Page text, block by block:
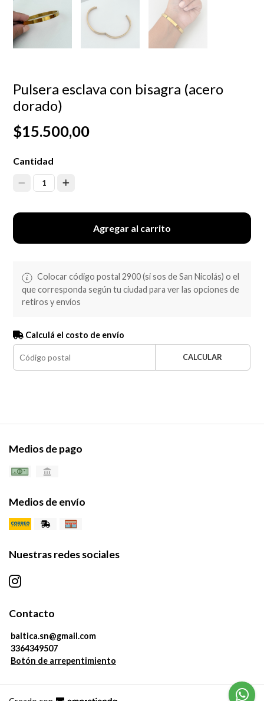
Pulsera esclava con bisagra (acero
dorado)
$15.500,00
Cantidad
1
Agregar al carrito
Colocar código postal 2900 (si sos de San Nicolás) o el
que corresponda según tu ciudad para ver las opciones de
retiros y envíos
Calculá el costo de envío
CALCULAR
Medios de pago
Medios de envío
Nuestras redes sociales
Contacto
baltica.sn@gmail.com
3364349507
Botón de arrepentimiento